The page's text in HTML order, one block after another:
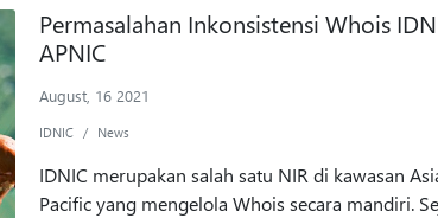
Permasalahan Inkonsistensi Whois
APNIC
August, 16 2021
IDNIC News
IDNIC merupakan salah satu NIR di kawasan
Pacific yang mengelola Whois secara mandiri.